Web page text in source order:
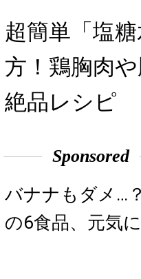
超簡単「塩
方！鶏胸肉
絶品レシピ
Sponsored
バナナもダメ…
の6食品、元気